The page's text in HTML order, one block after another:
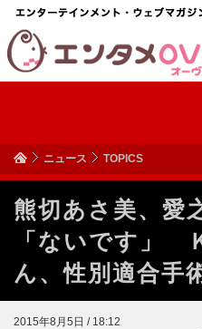
ニュース TOPICS
熊切あさ美、愛
「ないです」
ん、性別適合手
2015年8月5日 / 18:12